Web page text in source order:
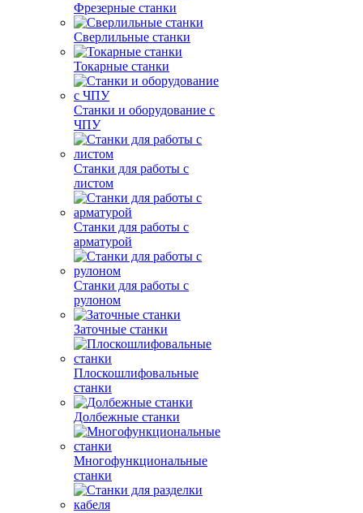
Фрезерные станки
Сверлильные станки
Токарные станки
Станки и оборудование с
ЧПУ
Станки для работы с
листом
Станки для работы с
арматурой
Станки для работы с
рулоном
Заточные станки
Плоскошлифовальные
станки
Долбежные станки
Многофункциональные
станки